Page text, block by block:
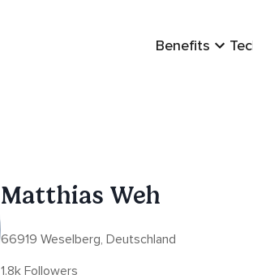
Benefits
Matthias Weh
66919 Weselberg, Deutschland
1.8k Followers